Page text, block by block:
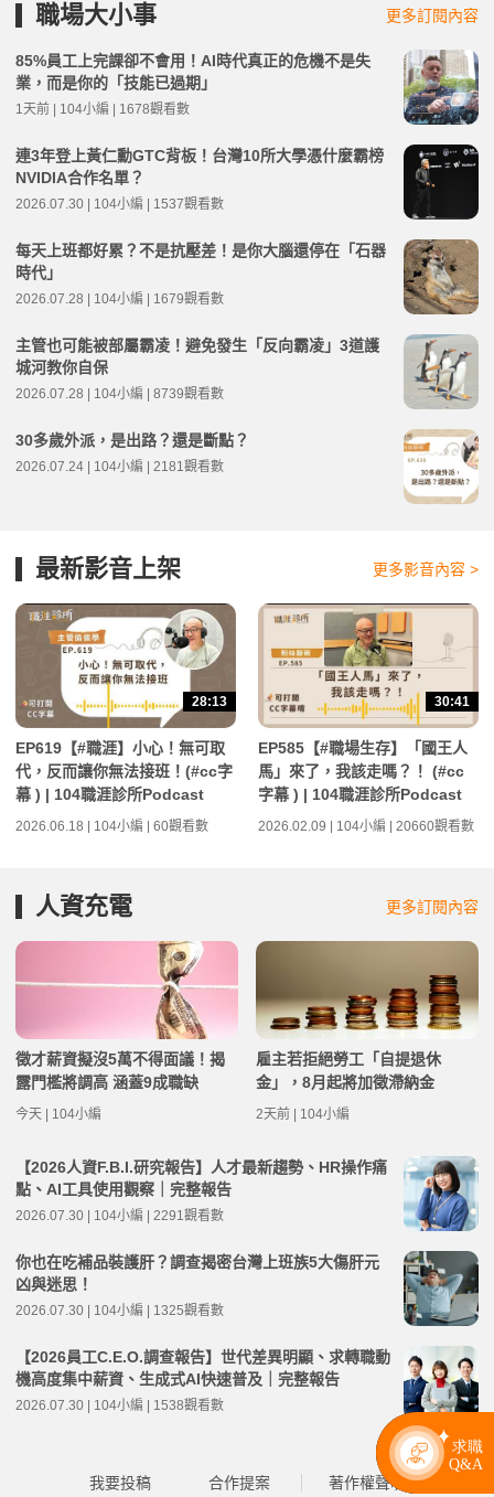
職場大小事 更多訂閱內容
85%員工上完課卻不會用！AI時代真正的危機不是失
業，而是你的「技能已過期」
1天前 | 104小編 | 1678觀看數
連3年登上黃仁勳GTC背板！台灣10所大學憑什麼霸榜
NVIDIA合作名單？
2026.07.30 | 104小編 | 1537觀看數
每天上班都好累？不是抗壓差！是你大腦還停在「石器
時代」
2026.07.28 | 104小編 | 1679觀看數
主管也可能被部屬霸凌！避免發生「反向霸凌」3道護
城河教你自保
2026.07.28 | 104小編 | 8739觀看數
30多歲外派，是出路？還是斷點？
2026.07.24 | 104小編 | 2181觀看數
最新影音上架 更多影音內容 >
28:13
EP619【#職涯】小心！無可取
代，反而讓你無法接班！(#cc字
幕 ) | 104職涯診所Podcast
2026.06.18 | 104小編 | 60觀看數
30:41
EP585【#職場生存】「國王人
馬」來了，我該走嗎？！ (#cc
字幕 ) | 104職涯診所Podcast
2026.02.09 | 104小編 | 20660觀看數
人資充電 更多訂閱內容
徵才薪資擬沒5萬不得面議！揭
露門檻將調高 涵蓋9成職缺
今天 | 104小編
雇主若拒絕勞工「自提退休
金」，8月起將加徵滯納金
2天前 | 104小編
【2026人資F.B.I.研究報告】人才最新趨勢、HR操作痛
點、AI工具使用觀察｜完整報告
2026.07.30 | 104小編 | 2291觀看數
你也在吃補品裝護肝？調查揭密台灣上班族5大傷肝元
凶與迷思！
2026.07.30 | 104小編 | 1325觀看數
【2026員工C.E.O.調查報告】世代差異明顯、求轉職動
機高度集中薪資、生成式AI快速普及｜完整報告
2026.07.30 | 104小編 | 1538觀看數
我要投稿 合作提案 著作權聲明